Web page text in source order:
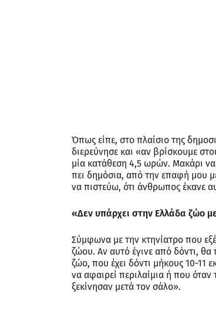
Όπως είπε, στο πλαίσιο της
διερεύνησε και «αν βρίσκουμε
μία κατάθεση 4,5 ωρών. Μακάρι
πει δημόσια, από την επαφή μου
να πιστεύω, ότι άνθρωπος έκανε
«Δεν υπάρχει στην Ελλάδα ζώο
Σύμφωνα με την κτηνίατρο που
ζώου. Αν αυτό έγινε από δόντι, θα
ζώο, που έχει δόντι μήκους 10-11
να αφαιρεί περιλαίμια ή που
ξεκίνησαν μετά τον σάλο».